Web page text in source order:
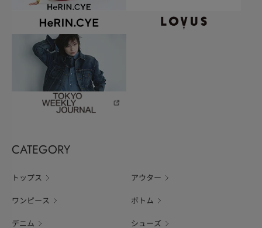
CATEGORY
トップス アウター
ワンピース ボトム
デニム シューズ